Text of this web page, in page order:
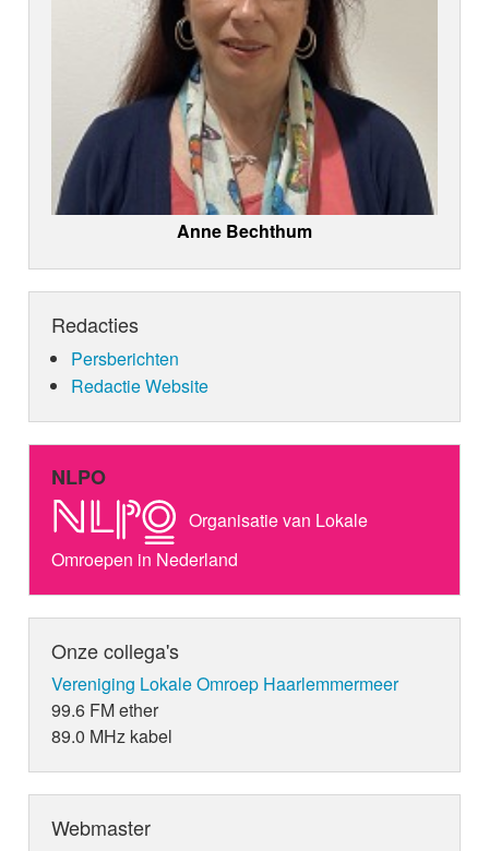
Anne Bechthum
Redacties
Persberichten
Redactie Website
NLPO
Organisatie van Lokale
Omroepen in Nederland
Onze collega's
Vereniging Lokale Omroep Haarlemmermeer
99.6 FM ether
89.0 MHz kabel
Webmaster